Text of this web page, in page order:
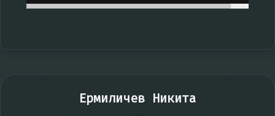
Ермиличев Никита